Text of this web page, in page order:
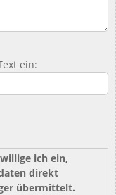
ein:
ich ein,
direkt
übermittelt.